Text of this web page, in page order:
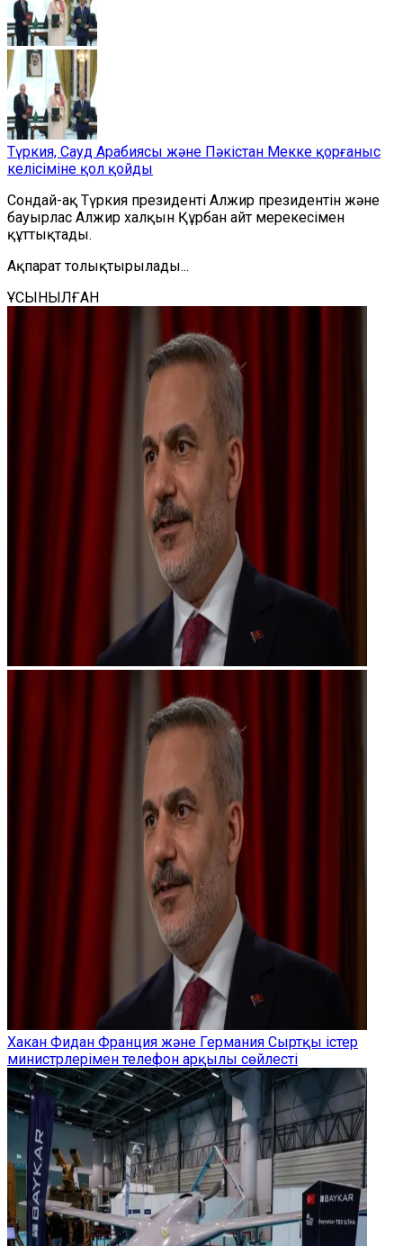
Түркия, Сауд Арабиясы және Пәкістан Мекке қорғаныс
келісіміне қол қойды
Сондай-ақ Түркия президенті Алжир президентін және
бауырлас Алжир халқын Құрбан айт мерекесімен
құттықтады.
Ақпарат толықтырылады...
ҰСЫНЫЛҒАН
Хакан Фидан Франция және Германия Сыртқы істер
министрлерімен телефон арқылы сөйлесті